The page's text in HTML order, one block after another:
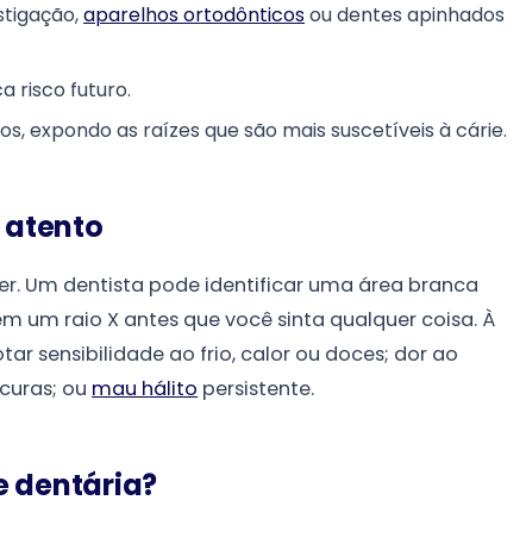
aparelhos ortodônticosou dentes apinhados
risco futuro.
expondo as raízes que são mais suscetíveis à cárie.
atento
Um dentista pode identificar uma área branca
um raio X antes que você sinta qualquer coisa. À
sensibilidade ao frio, calor ou doces; dor ao
ou mau hálito persistente.
dentária?